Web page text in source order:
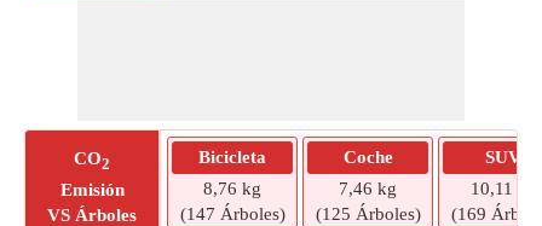
CO2
Emisión
VS Árboles
Bicicleta
8,76 kg
(147 Árboles)
Coche
7,46 kg
(125 Árboles)
SUV
10,11 kg
(169